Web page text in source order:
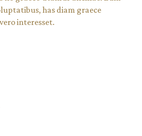
has diam graece
interesset.